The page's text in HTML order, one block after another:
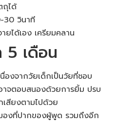
ถุได้
30 วินาที
ยได้เอง เครียมคลาน
5 เดือน
องจากวัยเด็กเป็นวัยที่ชอบ
าจตอบสนองด้วยการยิ้ม ปรบ
สียงตามไปด้วย
องที่ปากของผู้พูด รวมถึงอีก